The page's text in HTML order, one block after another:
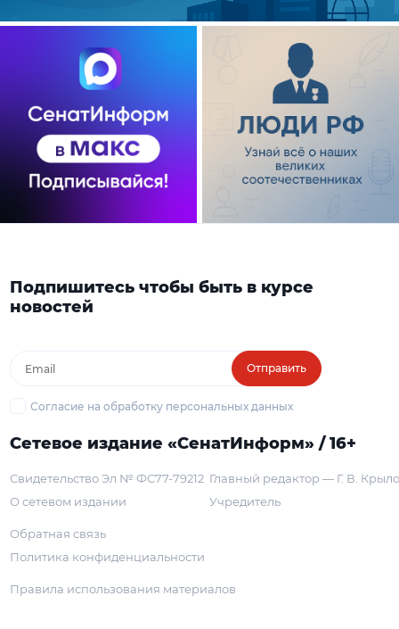
Подпишитесь чтобы быть в курсе
новостей
Отправить
Согласие на обработку персональных данных
Сетевое издание «СенатИнформ» / 16+
Свидетельство Эл № ФС77-79212
О сетевом издании
Главный редактор — Г. В.
Учредитель
Обратная связь
Политика конфиденциальности
Правила использования материалов